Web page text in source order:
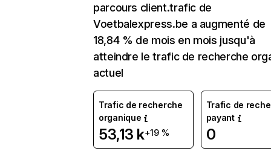
parcours client.trafic de
Voetbalexpress.be a augmenté de
18,84 % de mois en mois jusqu'à
atteindre le trafic de recherche
actuel
Trafic de recherche
organique
53,13 k+19 %
Trafic de
payant
0